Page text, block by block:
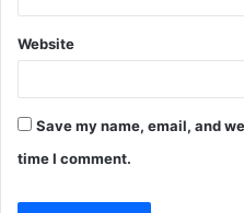
Website
Save my name, email, and
time I comment.